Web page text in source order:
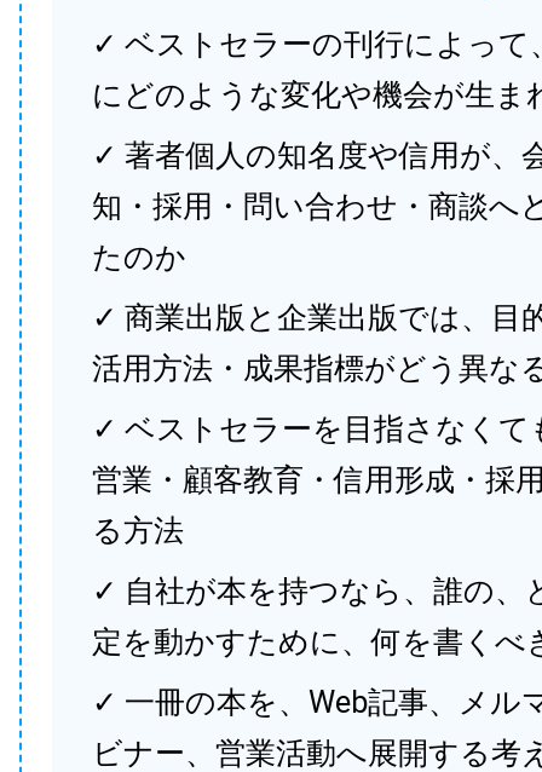
✓ ベストセラーの刊行によって
にどのような変化や機会が生ま
✓ 著者個人の知名度や信用が、
知・採用・問い合わせ・商談へ
たのか
✓ 商業出版と企業出版では、目
活用方法・成果指標がどう異な
✓ ベストセラーを目指さなくて
営業・顧客教育・信用形成・採
る方法
✓ 自社が本を持つなら、誰の、
定を動かすために、何を書くべ
✓ 一冊の本を、Web記事、メル
ビナー、営業活動へ展開する考